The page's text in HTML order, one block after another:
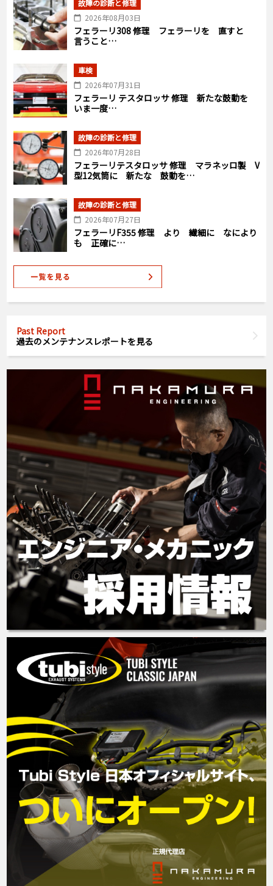
故障の診断と修理
2026年08月03日
フェラーリ308 修理 フェラーリを 直すと
言うこと…
車検
2026年07月31日
フェラーリ テスタロッサ 修理 新たな鼓動を
いま一度…
故障の診断と修理
2026年07月28日
フェラーリテスタロッサ 修理 マラネッロ製 V
型12気筒に 新たな 鼓動を…
故障の診断と修理
2026年07月27日
フェラーリF355 修理 より 繊細に なにより
も 正確に…
Past Report
過去のメンテナンスレポートを見る